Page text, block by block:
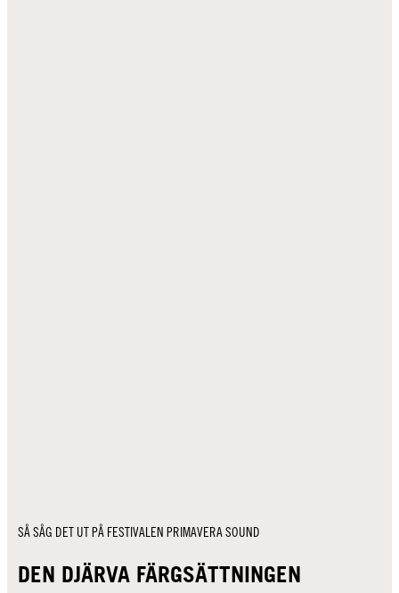
SÅ SÅG DET UT PÅ FESTIVALEN PRIMAVERA SOUND
DEN DJÄRVA FÄRGSÄTTNINGEN